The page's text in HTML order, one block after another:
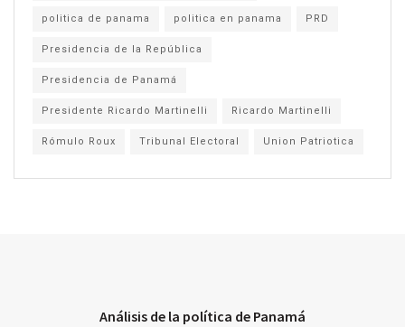
politica de panama politica en panama PRD
Presidencia de la República
Presidencia de Panamá
Presidente Ricardo Martinelli Ricardo Martinelli
Rómulo Roux Tribunal Electoral Union Patriotica
Análisis de la política de Panamá